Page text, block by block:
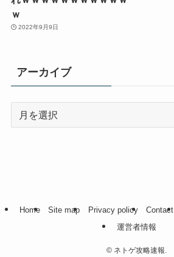
ｗ
2022年9月9日
アーカイブ
Home Site map Privacy policy Contact
運営者情報
©ネトゲ攻略速報.